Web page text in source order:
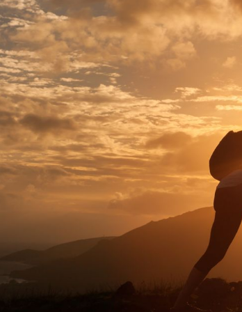
possibile.
storie che sono giunte fino a noi sul saggio Re Salomone che
irrisolvibili, riusciva a giudicare e al contempo elargire
filosofi e saggi orientali come Confucio e Lao Tze che
di palazzo, hanno saputo sempre "vedere" il bene nelle
pieni di pregiudizi e sospetti, e, quando interpellati,
perfettamente adatte ed inerenti le questioni che dovevano
che il diventare Saggi coincide proprio con
avere occhi velati da emozioni fuorvianti".
ottenere questa condizione?
di Filosofia della Mente ha determinato che noi come
l'
apatia
stessa è un' emozione.
anche l' equanimità , cioè il vivere con una emozione di
della mente ci troviamo, quella sarà un'emozione!
non esistono termini linguistici che possano nominare e
solamente ALCUNE emozioni principali, condivise dalla
la GIOIA, la TRISTEZZA, la PAURA, l'OTTIMISMO, ecc...
IL TONO EMOZIONALE: UN SISTEMA PER
AI FRAMEWORK: